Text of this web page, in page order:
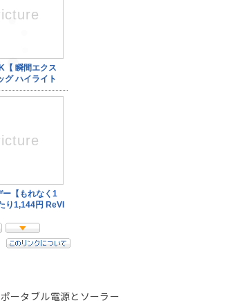
ポータブル電源とソーラー